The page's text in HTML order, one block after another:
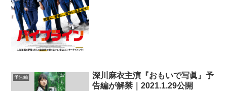
予告編
深川麻衣主演『おもいで写眞』予
告編が解禁｜2021.1.29公開